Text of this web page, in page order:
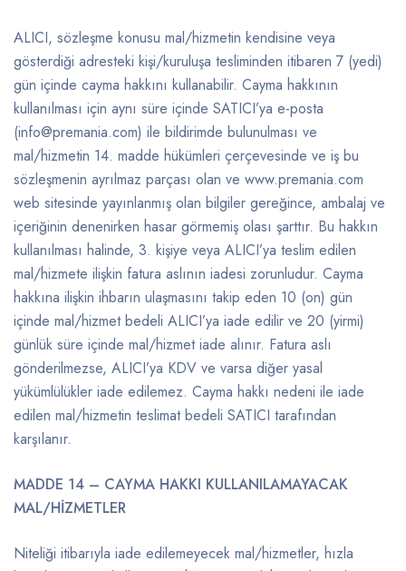
ALICI, sözleşme konusu mal/hizmetin kendisine veya
gösterdiği adresteki kişi/kuruluşa tesliminden itibaren 7 (yedi)
gün içinde cayma hakkını kullanabilir. Cayma hakkının
kullanılması için aynı süre içinde SATICI’ya e-posta
(info@premania.com) ile bildirimde bulunulması ve
mal/hizmetin 14. madde hükümleri çerçevesinde ve iş bu
sözleşmenin ayrılmaz parçası olan ve www.premania.com
web sitesinde yayınlanmış olan bilgiler gereğince, ambalaj ve
içeriğinin denenirken hasar görmemiş olası şarttır. Bu hakkın
kullanılması halinde, 3. kişiye veya ALICI’ya teslim edilen
mal/hizmete ilişkin fatura aslının iadesi zorunludur. Cayma
hakkına ilişkin ihbarın ulaşmasını takip eden 10 (on) gün
içinde mal/hizmet bedeli ALICI’ya iade edilir ve 20 (yirmi)
günlük süre içinde mal/hizmet iade alınır. Fatura aslı
gönderilmezse, ALICI’ya KDV ve varsa diğer yasal
yükümlülükler iade edilemez. Cayma hakkı nedeni ile iade
edilen mal/hizmetin teslimat bedeli SATICI tarafından
karşılanır.
MADDE 14 – CAYMA HAKKI KULLANILAMAYACAK
MAL/HİZMETLER
Niteliği itibarıyla iade edilemeyecek mal/hizmetler, hızla